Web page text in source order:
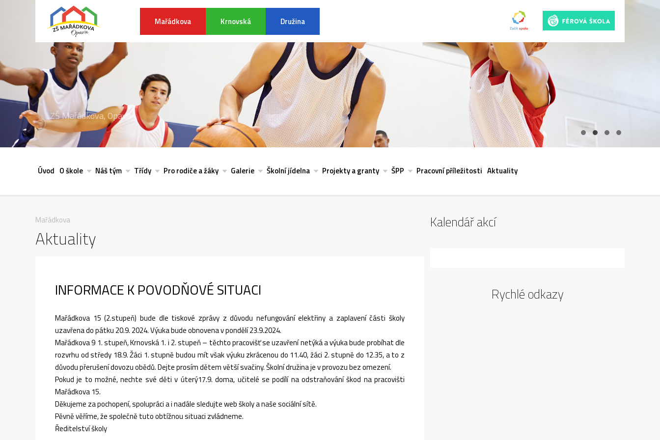
Mařádkova Krnovská Družina
ZŠ Mařádkova, Opava
Úvod O škole Náš tým Třídy Pro rodiče a žáky Galerie Školní jídelna Projekty a granty ŠPP Pracovní příležitosti Aktuality
Mařádkova
Aktuality
INFORMACE K POVODŇOVÉ SITUACI
Mařádkova 15 (2.stupeň) bude dle tiskové zprávy z důvodu nefungování elektřiny a zaplavení části školy
uzavřena do pátku 20.9. 2024. Výuka bude obnovena v pondělí 23.9.2024.
Mařádkova 9 1. stupeň, Krnovská 1. i 2. stupeň – těchto pracovišť se uzavření netýká a výuka bude probíhat dle
rozvrhu od středy 18.9. Žáci 1. stupně budou mít však výuku zkrácenou do 11.40, žáci 2. stupně do 12.35, a to z
důvodu přerušení dovozu obědů. Dejte prosím dětem větší svačiny. Školní družina je v provozu bez omezení.
Pokud je to možné, nechte své děti v úterý17.9. doma, učitelé se podílí na odstraňování škod na pracovišti
Mařádkova 15.
Děkujeme za pochopení, spolupráci a i nadále sledujte web školy a naše sociální sítě.
Pěvně věříme, že společně tuto obtížnou situaci zvládneme.
Ředitelství školy
Kalendář akcí
Rychlé odkazy